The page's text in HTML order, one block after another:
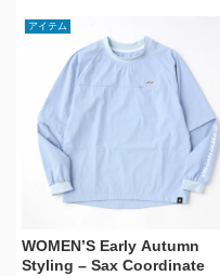
アイテム
WOMEN’S Early Autumn
Styling – Sax Coordinate